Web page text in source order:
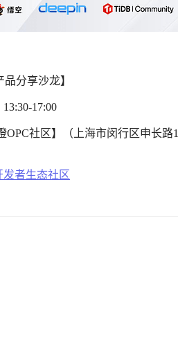
分享沙龙】
17:00
OPC社区】（上海市闵行区申长路
发者生态社区